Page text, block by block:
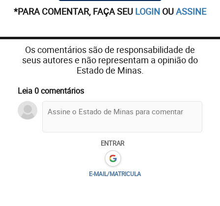
*PARA COMENTAR, FAÇA SEU LOGIN OUASSINE
Os comentários são de responsabilidade de
seus autores e não representam a opinião do
Estado de Minas.
Leia 0 comentários
ENTRAR
E-MAIL/MATRICULA